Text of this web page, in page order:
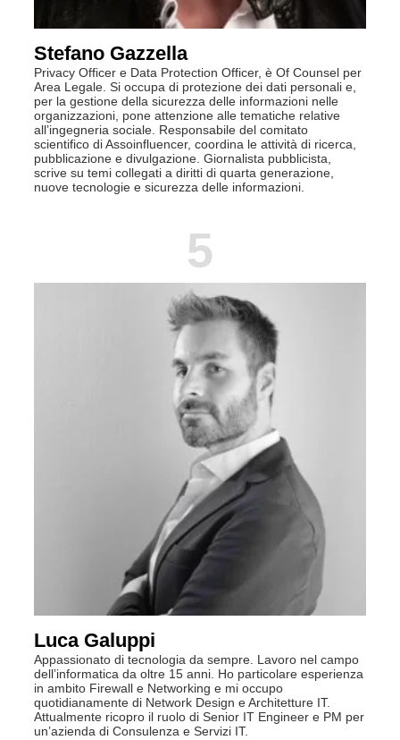
Stefano Gazzella
Privacy Officer e Data Protection Officer, è Of Counsel per
Area Legale. Si occupa di protezione dei dati personali e,
per la gestione della sicurezza delle informazioni nelle
organizzazioni, pone attenzione alle tematiche relative
all’ingegneria sociale. Responsabile del comitato
scientifico di Assoinfluencer, coordina le attività di ricerca,
pubblicazione e divulgazione. Giornalista pubblicista,
scrive su temi collegati a diritti di quarta generazione,
nuove tecnologie e sicurezza delle informazioni.
5
Luca Galuppi
Appassionato di tecnologia da sempre. Lavoro nel campo
dell’informatica da oltre 15 anni. Ho particolare esperienza
in ambito Firewall e Networking e mi occupo
quotidianamente di Network Design e Architetture IT.
Attualmente ricopro il ruolo di Senior IT Engineer e PM per
un’azienda di Consulenza e Servizi IT.